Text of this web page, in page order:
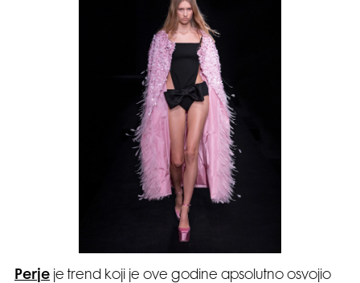
Perje je trend koji je ove godine apsolutno osvojio